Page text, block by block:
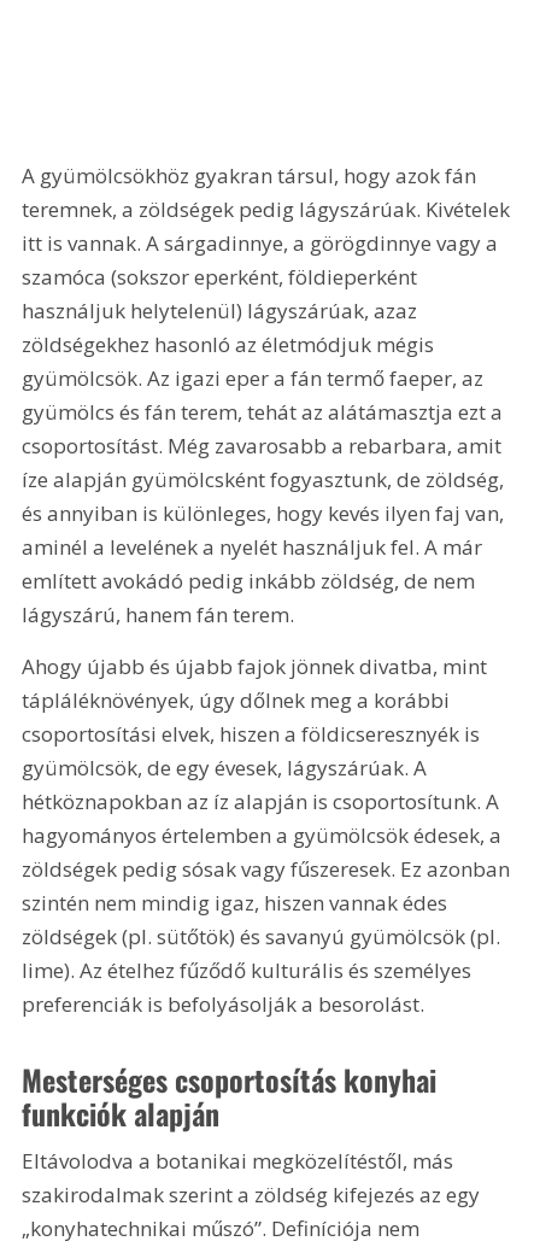
A gyümölcsökhöz gyakran társul, hogy azok fán
teremnek, a zöldségek pedig lágyszárúak. Kivételek
itt is vannak. A sárgadinnye, a görögdinnye vagy a
szamóca (sokszor eperként, földieperként
használjuk helytelenül) lágyszárúak, azaz
zöldségekhez hasonló az életmódjuk mégis
gyümölcsök. Az igazi eper a fán termő faeper, az
gyümölcs és fán terem, tehát az alátámasztja ezt a
csoportosítást. Még zavarosabb a rebarbara, amit
íze alapján gyümölcsként fogyasztunk, de zöldség,
és annyiban is különleges, hogy kevés ilyen faj van,
aminél a levelének a nyelét használjuk fel. A már
említett avokádó pedig inkább zöldség, de nem
lágyszárú, hanem fán terem.
Ahogy újabb és újabb fajok jönnek divatba, mint
tápláléknövények, úgy dőlnek meg a korábbi
csoportosítási elvek, hiszen a földicseresznyék is
gyümölcsök, de egy évesek, lágyszárúak. A
hétköznapokban az íz alapján is csoportosítunk. A
hagyományos értelemben a gyümölcsök édesek, a
zöldségek pedig sósak vagy fűszeresek. Ez azonban
szintén nem mindig igaz, hiszen vannak édes
zöldségek (pl. sütőtök) és savanyú gyümölcsök (pl.
lime). Az ételhez fűződő kulturális és személyes
preferenciák is befolyásolják a besorolást.
Mesterséges csoportosítás konyhai
funkciók alapján
Eltávolodva a botanikai megközelítéstől, más
szakirodalmak szerint a zöldség kifejezés az egy
„konyhatechnikai műszó”. Definíciója nem